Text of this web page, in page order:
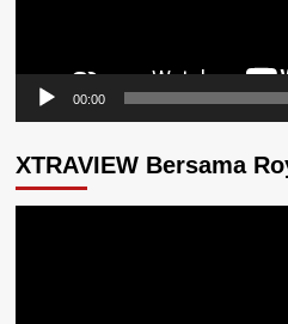
00:00
XTRAVIEW Bersama